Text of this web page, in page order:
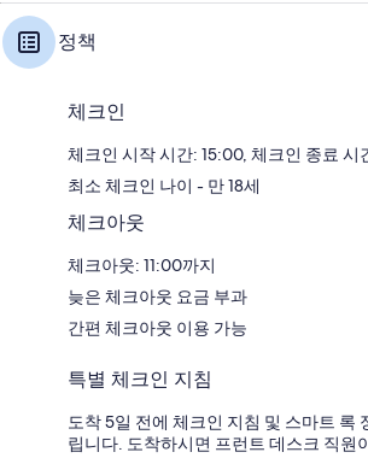
정책
체크인
체크인 시작 시간: 15:00, 체크인 종료 시
최소 체크인 나이 - 만 18세
체크아웃
체크아웃: 11:00까지
늦은 체크아웃 요금 부과
간편 체크아웃 이용 가능
특별 체크인 지침
도착 5일 전에 체크인 지침 및 스마트 록
립니다. 도착하시면 프런트 데스크 직원